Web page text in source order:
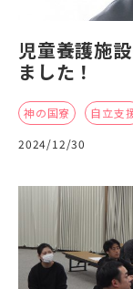
児童養護施
ました！
神の国寮
自立支
2024/12/30